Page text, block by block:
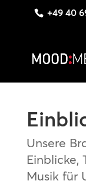
+49 40
Unsere
Einblicke,
Musik für